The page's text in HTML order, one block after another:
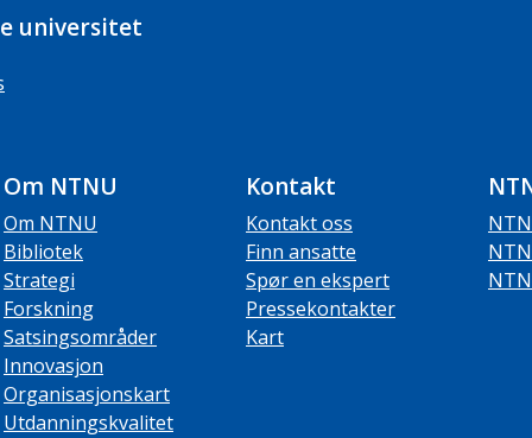
universitet
Om NTNU
Om NTNU
Bibliotek
Strategi
Forskning
Satsingsområder
Innovasjon
Organisasjonskart
Utdanningskvalitet
Kontakt
Kontakt oss
Finn ansatte
Spør en ekspert
Pressekontakter
Kart